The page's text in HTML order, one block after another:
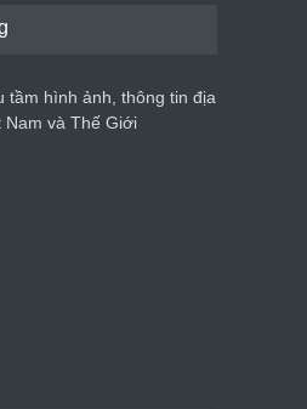
lịch quốc gia
đẹp Việt Nam 24/04/2020
tầm hình ảnh, thông tin địa
Nam và Thế Giới